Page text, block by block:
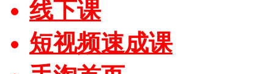
线下课
短视频速成课